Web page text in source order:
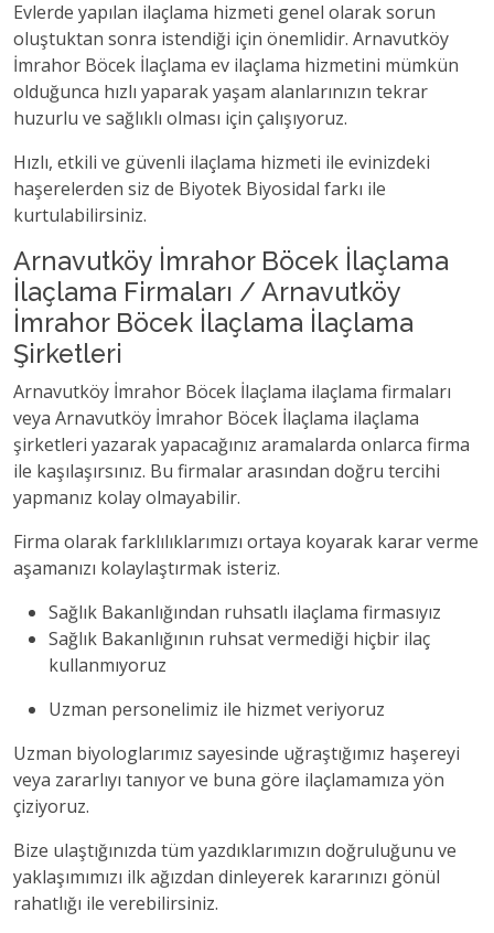
Evlerde yapılan ilaçlama hizmeti genel olarak sorun
oluştuktan sonra istendiği için önemlidir. Arnavutköy
İmrahor Böcek İlaçlama ev ilaçlama hizmetini mümkün
olduğunca hızlı yaparak yaşam alanlarınızın tekrar
huzurlu ve sağlıklı olması için çalışıyoruz.
Hızlı, etkili ve güvenli ilaçlama hizmeti ile evinizdeki
haşerelerden siz de Biyotek Biyosidal farkı ile
kurtulabilirsiniz.
Arnavutköy İmrahor Böcek İlaçlama
İlaçlama Firmaları / Arnavutköy
İmrahor Böcek İlaçlama İlaçlama
Şirketleri
Arnavutköy İmrahor Böcek İlaçlama ilaçlama firmaları
veya Arnavutköy İmrahor Böcek İlaçlama ilaçlama
şirketleri yazarak yapacağınız aramalarda onlarca firma
ile kaşılaşırsınız. Bu firmalar arasından doğru tercihi
yapmanız kolay olmayabilir.
Firma olarak farklılıklarımızı ortaya koyarak karar verme
aşamanızı kolaylaştırmak isteriz.
Sağlık Bakanlığından ruhsatlı ilaçlama firmasıyız
Sağlık Bakanlığının ruhsat vermediği hiçbir ilaç
kullanmıyoruz
Uzman personelimiz ile hizmet veriyoruz
Uzman biyologlarımız sayesinde uğraştığımız haşereyi
veya zararlıyı tanıyor ve buna göre ilaçlamamıza yön
çiziyoruz.
Bize ulaştığınızda tüm yazdıklarımızın doğruluğunu ve
yaklaşımımızı ilk ağızdan dinleyerek kararınızı gönül
rahatlığı ile verebilirsiniz.